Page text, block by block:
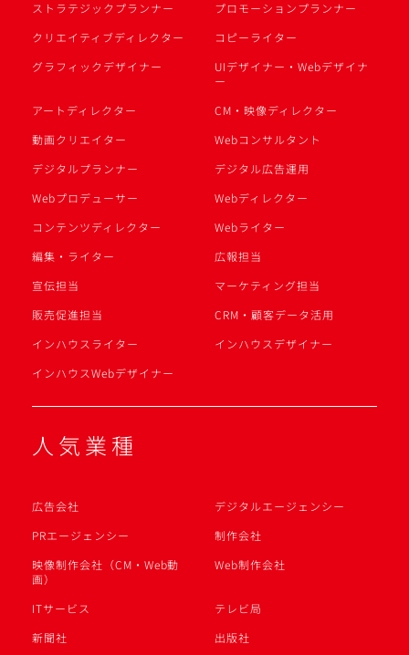
ストラテジックプランナー
プロモーションプランナー
クリエイティブディレクター
コピーライター
グラフィックデザイナー
UIデザイナー・Webデザイナ
ー
アートディレクター
CM・映像ディレクター
動画クリエイター
Webコンサルタント
デジタルプランナー
デジタル広告運用
Webプロデューサー
Webディレクター
コンテンツディレクター
Webライター
編集・ライター
広報担当
宣伝担当
マーケティング担当
販売促進担当
CRM・顧客データ活用
インハウスライター
インハウスデザイナー
インハウスWebデザイナー
人気業種
広告会社
デジタルエージェンシー
PRエージェンシー
制作会社
映像制作会社（CM・Web動
画）
Web制作会社
ITサービス
テレビ局
新聞社
出版社